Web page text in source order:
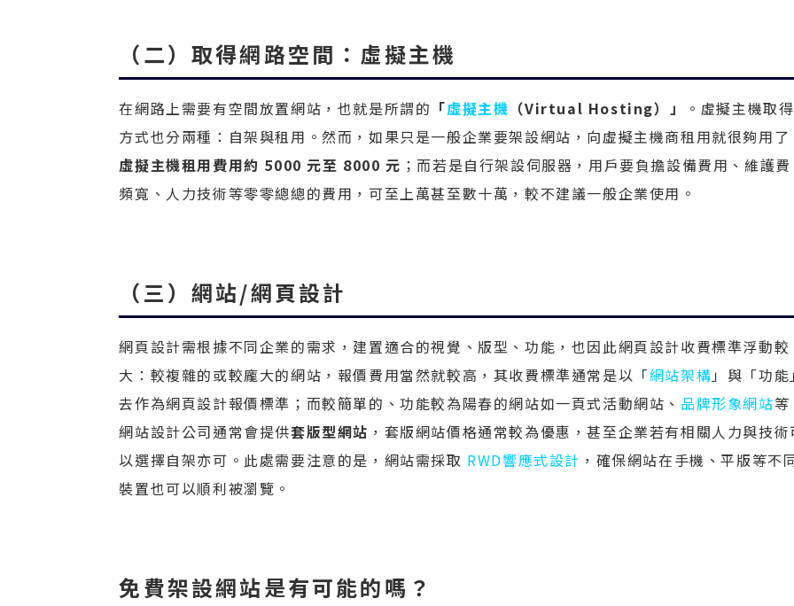
（二）取得網路空間：虛擬主機
在網路上需要有空間放置網站，也就是所謂的 「虛擬主機 （Virtual Hosting）」
。虛擬主機取
方式也分兩種：自架與租用。然而，如果只是一般企業要架設網站，向虛擬主機商租用就很夠用了
虛擬主機租用費用約 5000 元至 8000 元 ；而若是自行架設伺服器，用戶要負擔設備費用、維護
頻寬、人力技術等零零總總的費用，可至上萬甚至數十萬，較不建議一般企業使用。
（三）網站/網頁設計
網頁設計需根據不同企業的需求，建置適合的視覺、版型、功能，也因此網頁設計收費標準浮動較
大：較複雜的或較龐大的網站，報價費用當然就較高，其收費標準通常是以「網站架構 」與「功
去作為網頁設計報價標準；而較簡單的、功能較為陽春的網站如一頁式活動網站、 品牌形象網站
網站設計公司通常會提供套版型網站 ，套版網站價格通常較為優惠，甚至企業若有相關人力與技術
以選擇自架亦可。此處需要注意的是，網站需採取 RWD響應式設計 ，確保網站在手機、平版等不
裝置也可以順利被瀏覽。
免費架設網站是有可能的嗎？